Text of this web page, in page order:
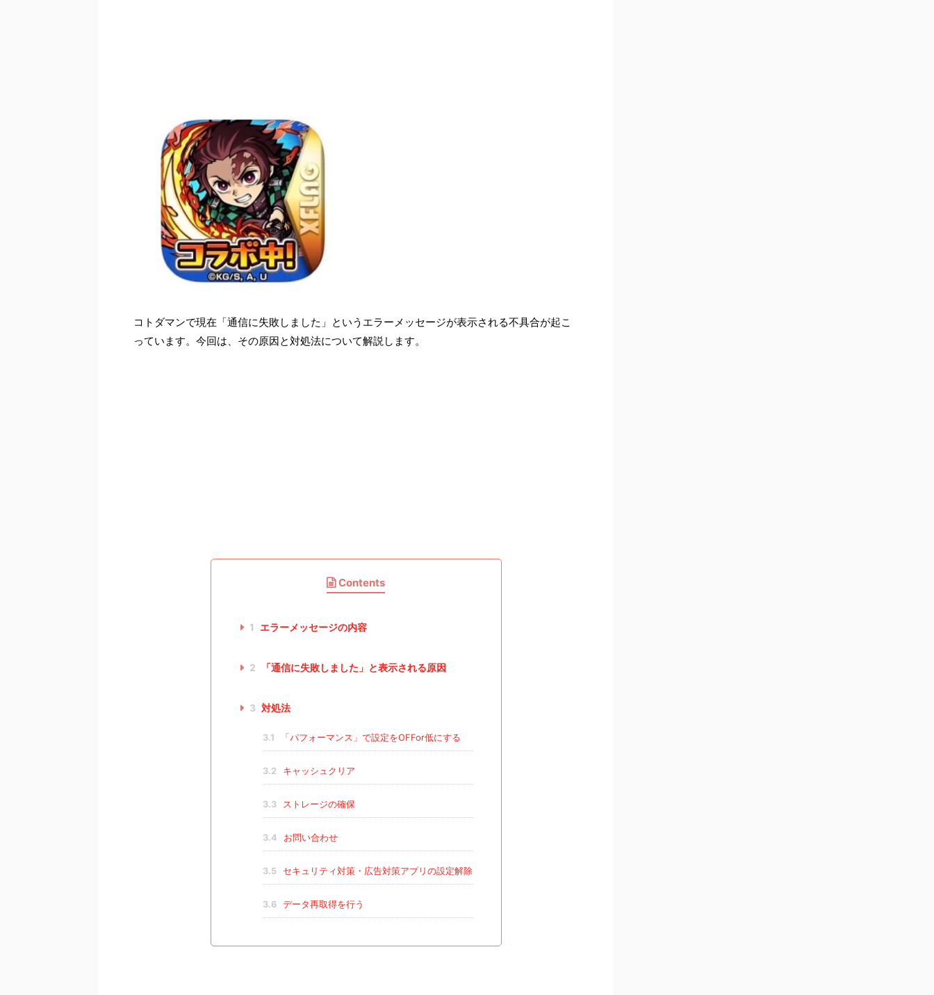
コトダマンで現在「通信に失敗しました」というエラーメッセージが表示される不具合が起こ
っています。今回は、その原因と対処法について解説します。
Contents
1 エラーメッセージの内容
2 「通信に失敗しました」と表示される原因
3 対処法
3.1 「パフォーマンス」で設定をOFFor低にする
3.2 キャッシュクリア
3.3 ストレージの確保
3.4 お問い合わせ
3.5 セキュリティ対策・広告対策アプリの設定解除
3.6 データ再取得を行う